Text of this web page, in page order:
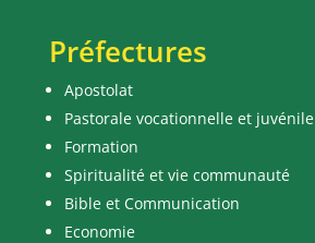
Préfectures
Apostolat
Pastorale vocationnelle et juvénile
Formation
Spiritualité et vie communauté
Bible et Communication
Economie